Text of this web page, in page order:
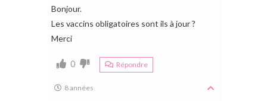
Bonjour.
Les vaccins obligatoires sont ils à jour ?
Merci
0 Répondre
8 années